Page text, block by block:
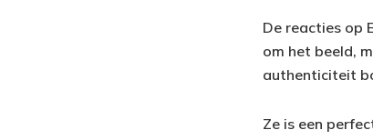
De reacties op
om het beeld,
authenticiteit
Ze is een